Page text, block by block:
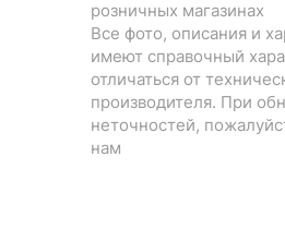
розничных магазинах
Все фото, описания и
имеют справочный
отличаться от
производителя. При
неточностей,
нам